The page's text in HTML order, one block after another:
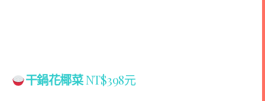
干鍋花椰菜NT$398元